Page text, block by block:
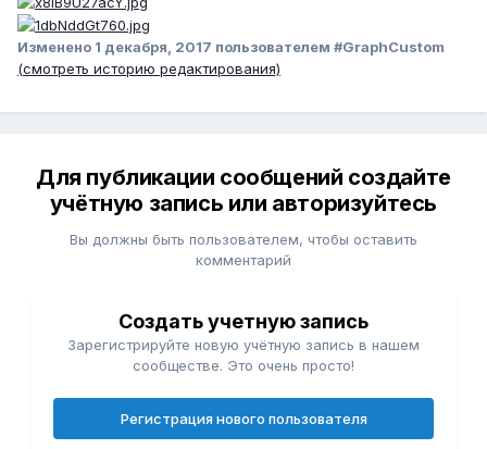
Изменено 1 декабря, 2017 пользователем #GraphCustom
(смотреть историю редактирования)
Для публикации сообщений создайте
учётную запись или авторизуйтесь
Вы должны быть пользователем, чтобы оставить
комментарий
Создать учетную запись
Зарегистрируйте новую учётную запись в нашем
сообществе. Это очень просто!
Регистрация нового пользователя